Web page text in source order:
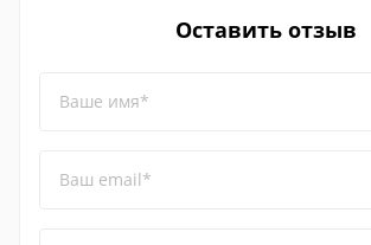
Оставить отзыв
Ваше имя*
Ваш email*